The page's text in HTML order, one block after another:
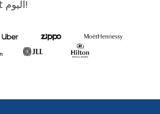
الخاص بك لـ Snapchat اليوم!